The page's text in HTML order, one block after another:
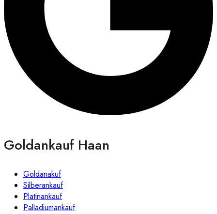
Goldankauf Haan
Goldanakuf
Silberankauf
Platinankauf
Palladiumankauf